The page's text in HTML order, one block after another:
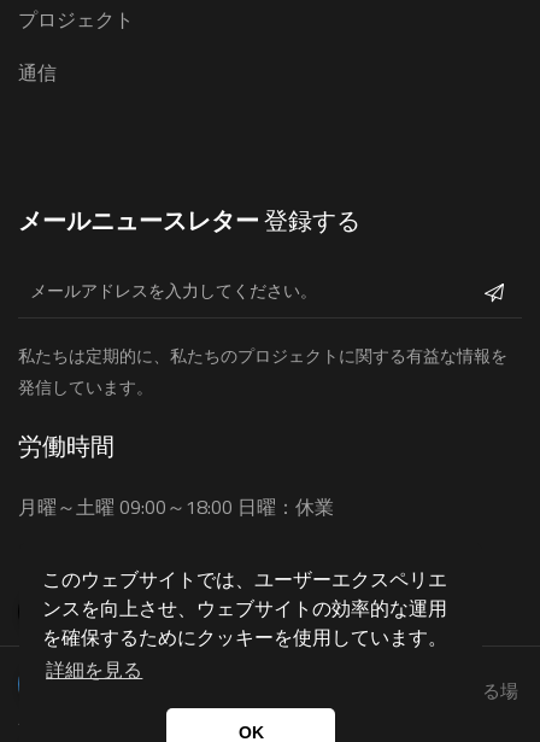
このウェブサイトでは、ユーザーエクスペリエ
ンスを向上させ、ウェブサイトの効率的な運用
を確保するためにクッキーを使用しています。
詳細を見る
OK
プロジェクト
通信
メールニュースレター登録する
私たちは定期的に、私たちのプロジェクトに関する有益な情報を
発信しています。
労働時間
月曜～土曜 09:00～18:00 日曜：休業
Copyright © 2023.全著作権所有。 コピー、複製、配布される場
合には、当社の法的権利が適用されます。